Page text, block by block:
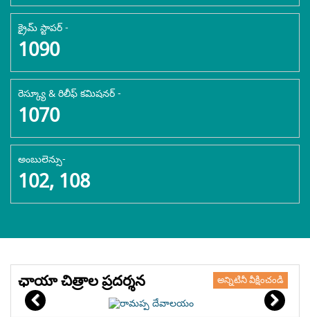
క్రైమ్ స్టాపర్ -
1090
రెస్క్యూ & రిలీఫ్ కమిషనర్ -
1070
అంబులెన్సు-
102, 108
ఛాయా చిత్రాల ప్రదర్శన అన్నిటినీ వీక్షించండి